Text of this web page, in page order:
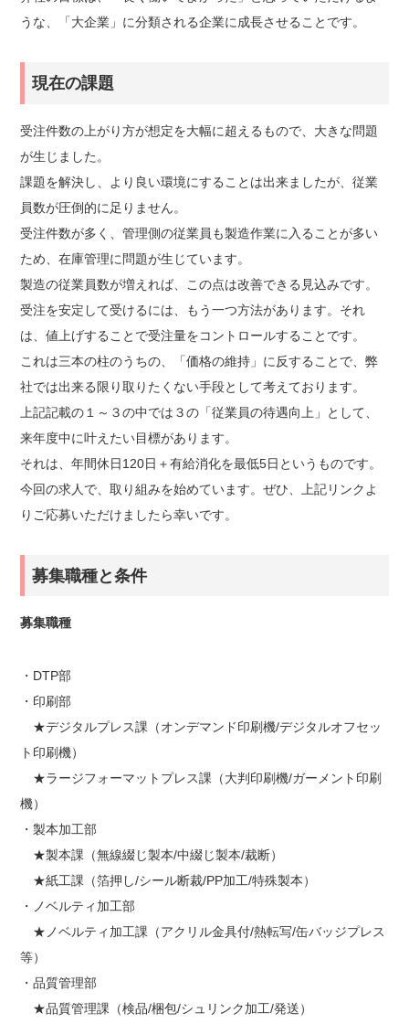
うな、「大企業」に分類される企業に成長させることです。
現在の課題
受注件数の上がり方が想定を大幅に超えるもので、大きな問題
が生じました。
課題を解決し、より良い環境にすることは出来ましたが、従業
員数が圧倒的に足りません。
受注件数が多く、管理側の従業員も製造作業に入ることが多い
ため、在庫管理に問題が生じています。
製造の従業員数が増えれば、この点は改善できる見込みです。
受注を安定して受けるには、もう一つ方法があります。それ
は、値上げすることで受注量をコントロールすることです。
これは三本の柱のうちの、「価格の維持」に反することで、弊
社では出来る限り取りたくない手段として考えております。
上記記載の１～３の中では３の「従業員の待遇向上」として、
来年度中に叶えたい目標があります。
それは、年間休日120日＋有給消化を最低5日というものです。
今回の求人で、取り組みを始めています。ぜひ、上記リンクよ
りご応募いただけましたら幸いです。
募集職種と条件
募集職種
・DTP部
・印刷部
★デジタルプレス課（オンデマンド印刷機/デジタルオフセッ
ト印刷機）
★ラージフォーマットプレス課（大判印刷機/ガーメント印刷
機）
・製本加工部
★製本課（無線綴じ製本/中綴じ製本/裁断）
★紙工課（箔押し/シール断裁/PP加工/特殊製本）
・ノベルティ加工部
★ノベルティ加工課（アクリル金具付/熱転写/缶バッジプレス
等）
・品質管理部
★品質管理課（検品/梱包/シュリンク加工/発送）